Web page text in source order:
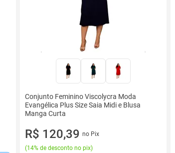
Conjunto Feminino Viscolycra Moda
Evangélica Plus Size Saia Midi e Blusa
Manga Curta
R$ 120,39 no Pix
(14% de desconto no pix)